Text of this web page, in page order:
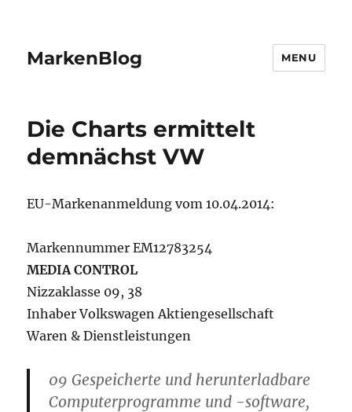
MarkenBlog MENU
Die Charts ermittelt
demnächst VW
EU-Markenanmeldung vom 10.04.2014:
Markennummer EM12783254
MEDIA CONTROL
Nizzaklasse 09, 38
Inhaber Volkswagen Aktiengesellschaft
Waren & Dienstleistungen
09 Gespeicherte und herunterladbare
Computerprogramme und -software,